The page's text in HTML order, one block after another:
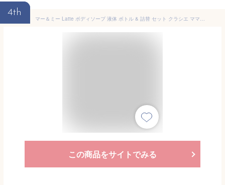
4th
マー＆ミー Latte ボディソープ 液体 ボトル & 詰替 セット クラシエ ママ 子供 親子 ベビー キッズ 全身 石鹸 乾燥肌 保湿 マーアンドミー ラッテ マーミー
この商品をサイトでみる